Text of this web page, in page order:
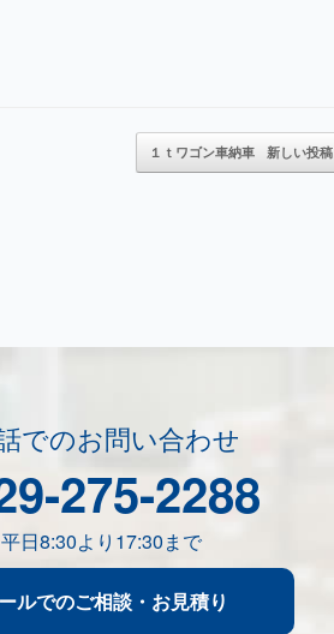
１ｔワゴン車納車 新しい投稿
でのお問い合わせ
275-2288
平日8:30より17:30まで
ルでのご相談・お見積り